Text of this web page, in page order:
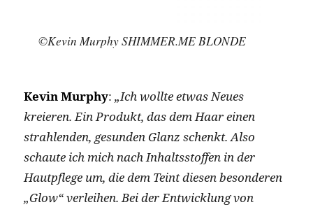
©Kevin Murphy SHIMMER.ME BLONDE
Kevin Murphy: „Ich wollte etwas Neues
kreieren. Ein Produkt, das dem Haar einen
strahlenden, gesunden Glanz schenkt. Also
schaute ich mich nach Inhaltsstoffen in der
Hautpflege um, die dem Teint diesen besonderen
„Glow“ verleihen. Bei der Entwicklung von